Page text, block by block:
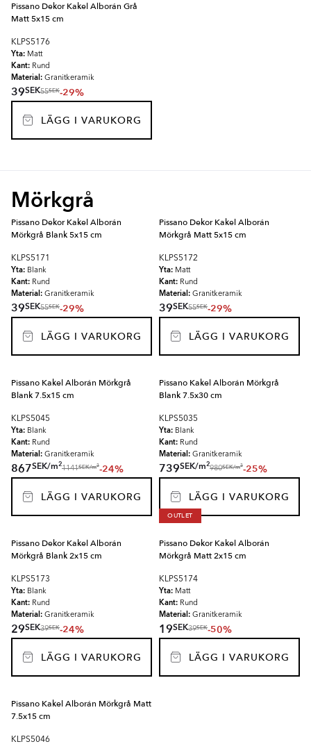
Pissano Dekor Kakel Alborán Grå
Matt 5x15 cm
KLPS5176
Yta: Matt
Kant: Rund
Material: Granitkeramik
39SEK55SEK-29%
LÄGG I VARUKORG
Mörkgrå
Pissano Dekor Kakel Alborán
Mörkgrå Blank 5x15 cm
KLPS5171
Yta: Blank
Kant: Rund
Material: Granitkeramik
39SEK55SEK-29%
LÄGG I VARUKORG
Pissano Dekor Kakel Alborán
Mörkgrå Matt 5x15 cm
KLPS5172
Yta: Matt
Kant: Rund
Material: Granitkeramik
39SEK55SEK-29%
LÄGG I VARUKORG
Pissano Kakel Alborán Mörkgrå
Blank 7.5x15 cm
KLPS5045
Yta: Blank
Kant: Rund
Material: Granitkeramik
867SEK/m2
1141SEK/m2-24%
LÄGG I VARUKORG
Pissano Kakel Alborán Mörkgrå
Blank 7.5x30 cm
KLPS5035
Yta: Blank
Kant: Rund
Material: Granitkeramik
739SEK/m2
980SEK/m2-25%
LÄGG I VARUKORG
Pissano Dekor Kakel Alborán
Mörkgrå Blank 2x15 cm
KLPS5173
Yta: Blank
Kant: Rund
Material: Granitkeramik
29SEK39SEK-24%
LÄGG I VARUKORG
OUTLET
Pissano Dekor Kakel Alborán
Mörkgrå Matt 2x15 cm
KLPS5174
Yta: Matt
Kant: Rund
Material: Granitkeramik
19SEK39SEK-50%
LÄGG I VARUKORG
Pissano Kakel Alborán Mörkgrå Matt
7.5x15 cm
KLPS5046